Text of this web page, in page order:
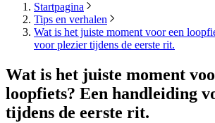
Startpagina
Tips en verhalen
Wat is het juiste moment voor een
voor plezier tijdens de eerste rit.
Wat is het juiste moment
loopfiets? Een handleiding
tijdens de eerste rit.